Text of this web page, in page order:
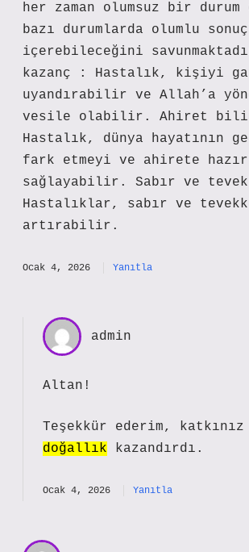
her zaman olumsuz bir durum
bazı durumlarda olumlu
içerebileceğini
kazanç : Hastalık, kişiyi
uyandırabilir ve Allah’a
vesile olabilir. Ahiret
Hastalık, dünya hayatının
fark etmeyi ve ahirete
sağlayabilir. Sabır ve
Hastalıklar, sabır ve
artırabilir.
Ocak 4, 2026 Yanıtla
admin
Altan!
Teşekkür ederim, katkınız
doğallık kazandırdı.
Ocak 4, 2026 Yanıtla